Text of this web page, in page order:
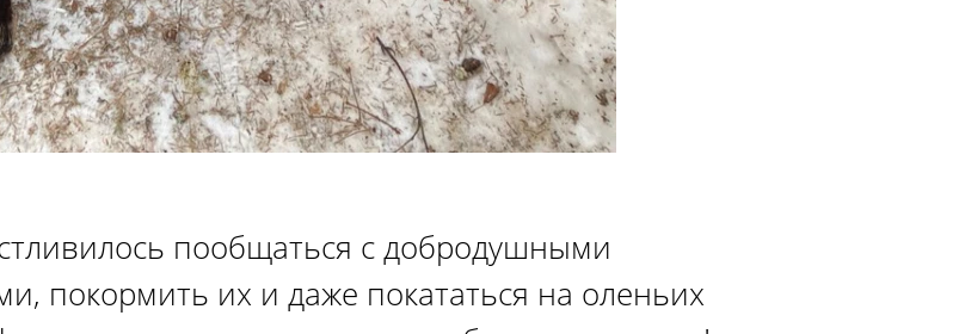
пообщаться с добродушными
покормить их и даже покататься на оленьих